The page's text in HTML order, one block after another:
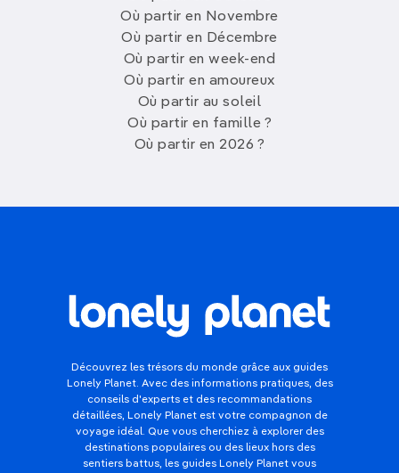
Où partir en Novembre
Où partir en Décembre
Où partir en week-end
Où partir en amoureux
Où partir au soleil
Où partir en famille ?
Où partir en 2026 ?
Découvrez les trésors du monde grâce aux guides
Lonely Planet. Avec des informations pratiques, des
conseils d'experts et des recommandations
détaillées, Lonely Planet est votre compagnon de
voyage idéal. Que vous cherchiez à explorer des
destinations populaires ou des lieux hors des
sentiers battus, les guides Lonely Planet vous